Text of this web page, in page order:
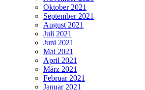
Oktober 2021
September 2021
August 2021
Juli 2021
Juni 2021
Mai 2021
April 2021
März 2021
Februar 2021
Januar 2021